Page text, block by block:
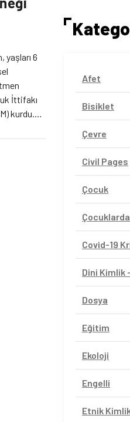
yaşları 6
İttifakı
kurdu.
ailelere
Afet
Bisiklet
Çevre
Civil Pages
Çocuk
Covid-19
Dini Kimlik
Dosya
Eğitim
Ekoloji
Engelli
Etnik